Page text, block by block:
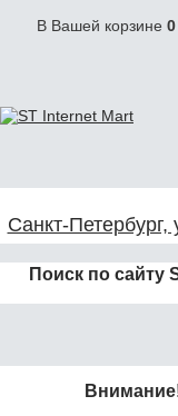
В Вашей корзине 0
Санкт-
Поиск по сайту